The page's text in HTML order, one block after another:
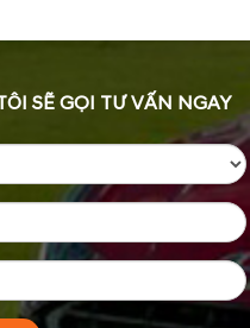
SẼ GỌI TƯ VẤN NGAY